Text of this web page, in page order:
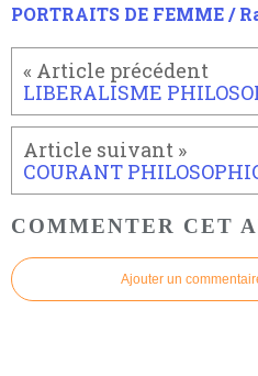
PORTRAITS DE FEMME /
COMMENTER CET
Ajouter un